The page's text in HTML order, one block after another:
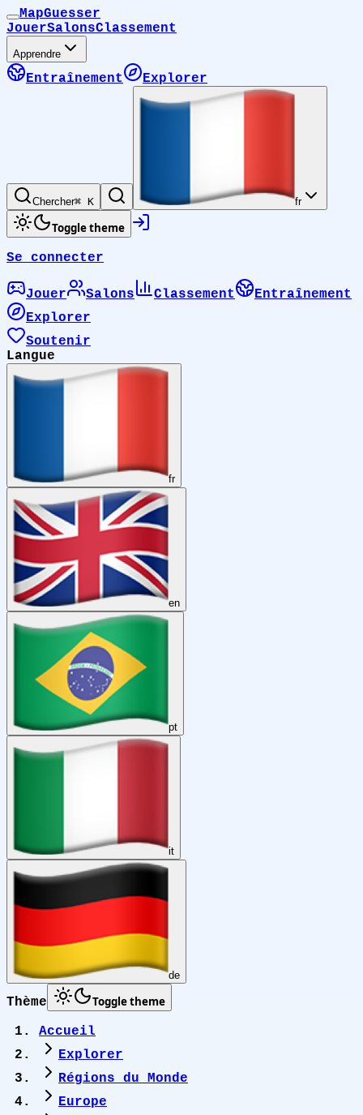
MapGuesser
JouerSalonsClassement
Apprendre
Entraînement Explorer
Chercher⌘ K fr
Toggle theme
Se connecter
Jouer Salons Classement
Entraînement
Explorer
Soutenir
Langue
fr
en
pt
it
de
Thème Toggle theme
Accueil
Explorer
Régions du Monde
Europe